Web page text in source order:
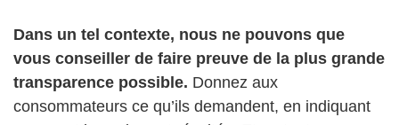
Dans un tel contexte, nous ne pouvons que
vous conseiller de faire preuve de la plus grande
transparence possible. Donnez aux
consommateurs ce qu’ils demandent, en indiquant